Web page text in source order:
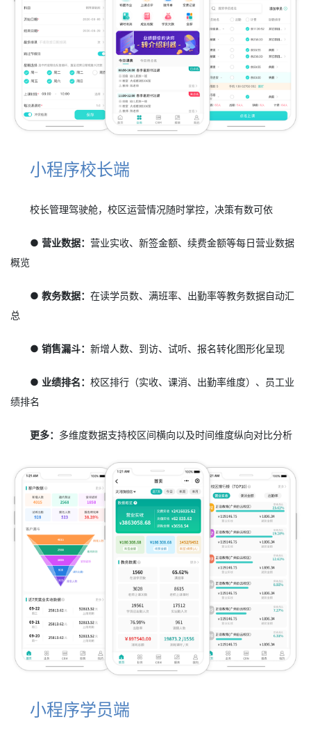
小程序校长端
校长管理驾驶舱，校区运营情况随时掌控，决策有数可依
● 营业数据：营业实收、新签金额、续费金额等每日营业数据
概览
● 教务数据：在读学员数、满班率、出勤率等教务数据自动汇
总
● 销售漏斗：新增人数、到访、试听、报名转化图形化呈现
● 业绩排名：校区排行（实收、课消、出勤率维度）、员工业
绩排名
更多： 多维度数据支持校区间横向以及时间维度纵向对比分析
小程序学员端